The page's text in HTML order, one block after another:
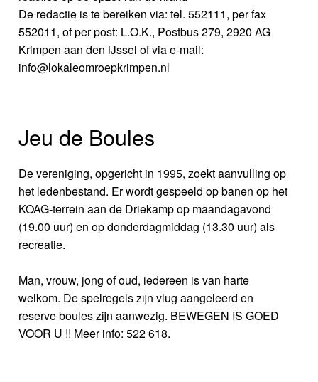
De redactie is te bereiken via: tel. 552111, per fax
552011, of per post: L.O.K., Postbus 279, 2920 AG
Krimpen aan den IJssel of via e-mail:
info@lokaleomroepkrimpen.nl
Jeu de Boules
De vereniging, opgericht in 1995, zoekt aanvulling op
het ledenbestand. Er wordt gespeeld op banen op het
KOAG-terrein aan de Driekamp op maandagavond
(19.00 uur) en op donderdagmiddag (13.30 uur) als
recreatie.
Man, vrouw, jong of oud, iedereen is van harte
welkom. De spelregels zijn vlug aangeleerd en
reserve boules zijn aanwezig. BEWEGEN IS GOED
VOOR U !! Meer info: 522 618.